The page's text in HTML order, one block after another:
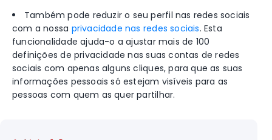
Também pode reduzir o seu perfil nas redes sociais
com a nossa privacidade nas redes sociais. Esta
funcionalidade ajuda-o a ajustar mais de 100
definições de privacidade nas suas contas de redes
sociais com apenas alguns cliques, para que as suas
informações pessoais só estejam visíveis para as
pessoas com quem as quer partilhar.